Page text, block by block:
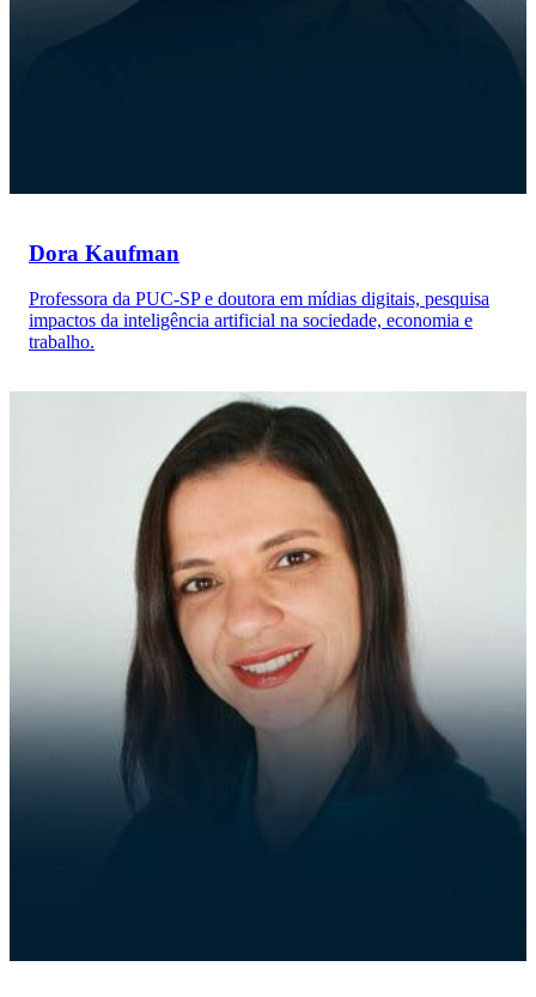
Dora Kaufman
Professora da PUC-SP e doutora em mídias digitais, pesquisa
impactos da inteligência artificial na sociedade, economia e
trabalho.